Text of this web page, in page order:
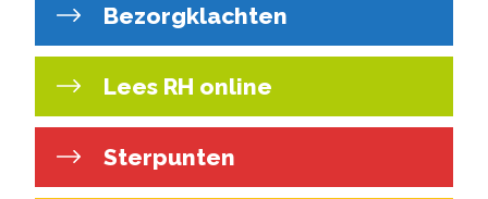
Bezorgklachten
Lees RH online
Sterpunten